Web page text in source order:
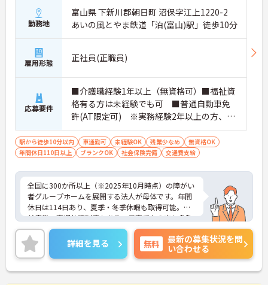
勤務地
富山県 下新川郡朝日町 沼保字江上1220-2
あいの風とやま鉄道「泊(富山)駅」徒歩10分
雇用形態 正社員(正職員)
応募要件
■介護職経験1年以上（無資格可）■福祉資
格有る方は未経験でも可 ■普通自動車免
許(AT限定可) ※実務経験2年以上の方、障
がい者福祉に関する経験をお持ちの方大歓
迎
駅から徒歩10分以内 車通勤可 未経験OK 残業少なめ
無資格OK
年間休日110日以上
ブランクOK 社会保険完備 交通費支給
全国に300か所以上（※2025年10月時点）の障がい
者グループホームを展開する法人が母体です。年間
休日は114日あり、夏季・冬季休暇も取得可能。産
前産後・育児休暇制度もあり、子育て中の方も多数
活躍中で、ワークライフバランスを大切にしながら
働ける環境が整っています。研修制度や外部勉強会
の受講支援もあり、スキルアップもしっかりサポー
ト。将来的には管理者やエリアマネージャーへのキ
ャリアアップも目指せます。20代から60代まで幅広
い年代のスタッフが活躍しており、和やかな雰囲気
詳細を見る 無料
最新の募集状況を問
い合わせる